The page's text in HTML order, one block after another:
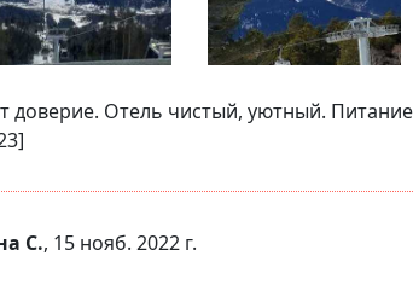
Отель чистый, уютный.
С., 15 нояб. 2022 г.